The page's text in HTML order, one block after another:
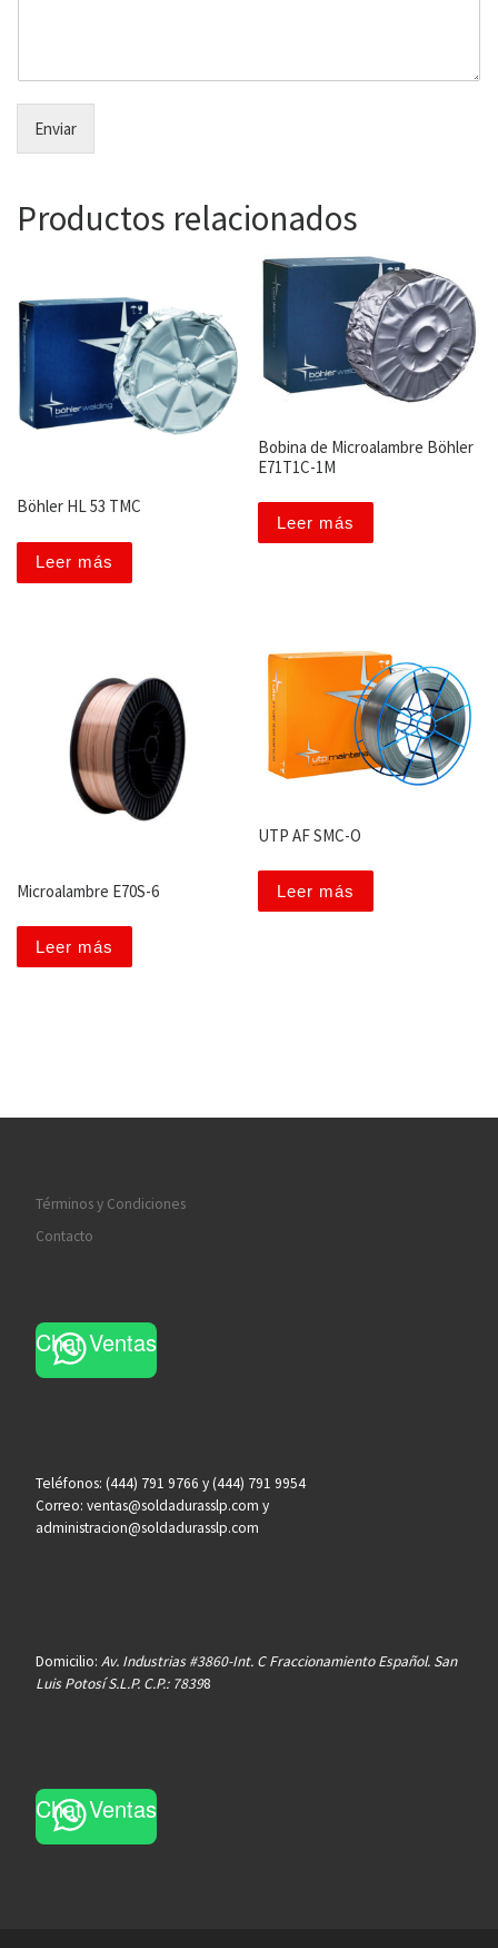
Enviar
Productos relacionados
Böhler HL 53 TMC
Leer más
Bobina de Microalambre Böhler
E71T1C-1M
Leer más
Microalambre E70S-6
Leer más
UTP AF SMC-O
Leer más
Términos y Condiciones
Contacto
Chat Ventas
Teléfonos: (444) 791 9766 y (444) 791 9954
Correo: ventas@soldadurasslp.com y
administracion@soldadurasslp.com
Domicilio: Av. Industrias #3860-Int. C Fraccionamiento Español. San
Luis Potosí S.L.P. C.P.: 78398
Chat Ventas